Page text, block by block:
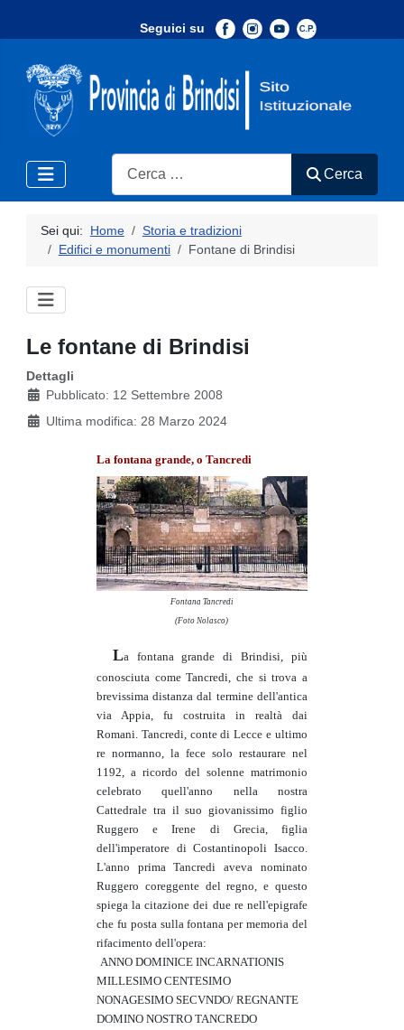
Seguici su
Search
Cerca
Sei qui: Home
Storia e tradizioni
Edifici e monumenti
Fontane di Brindisi
Le fontane di Brindisi
Dettagli
Pubblicato: 12 Settembre 2008
Ultima modifica: 28 Marzo 2024
La fontana grande, o Tancredi
Fontana Tancredi
(Foto Nolasco)
La fontana grande di Brindisi, più
conosciuta come Tancredi, che si trova a
brevissima distanza dal termine dell'antica
via Appia, fu costruita in realtà dai
Romani. Tancredi, conte di Lecce e ultimo
re normanno, la fece solo restaurare nel
1192, a ricordo del solenne matrimonio
celebrato quell'anno nella nostra
Cattedrale tra il suo giovanissimo figlio
Ruggero e Irene di Grecia, figlia
dell'imperatore di Costantinopoli Isacco.
L'anno prima Tancredi aveva nominato
Ruggero coreggente del regno, e questo
spiega la citazione dei due re nell'epigrafe
che fu posta sulla fontana per memoria del
rifacimento dell'opera:
ANNO DOMINICE INCARNATIONIS
MILLESIMO CENTESIMO
NONAGESIMO SECVNDO/ REGNANTE
DOMINO NOSTRO TANCREDO